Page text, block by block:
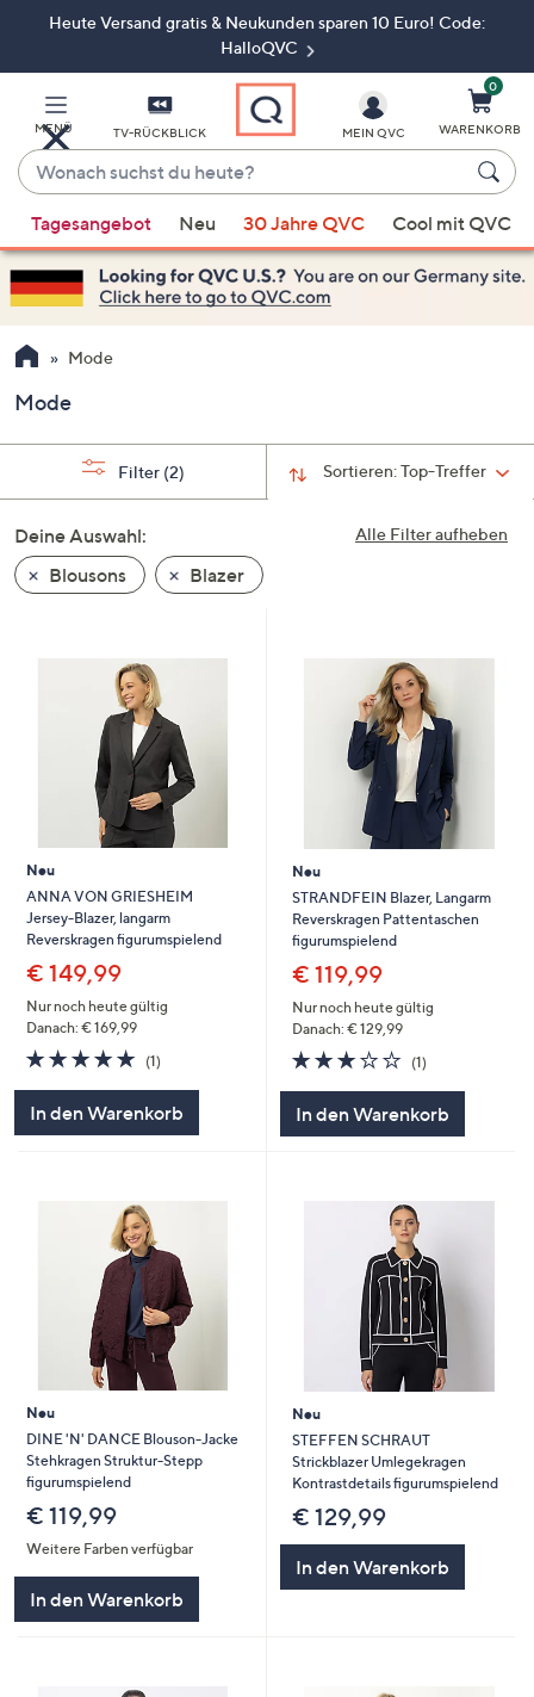
ZumHeute Versand gratis & Neukunden sparen 10 Euro! Code:
HalloQVC
MENÜ TV-RÜCKBLICK
Wonach
suchst
du
heute?
Vorschläge
verfügbar
sind,
verwenden
Sie
Pfeiltasten
nach
und
nach
unten
oder
um
diese
anzuzeigen.
MEIN QVC
0
WARENKORB
Tagesangebot Neu 30 Jahre QVC Cool mit QVC
Mode
Mode
Sortieren:Top-Treffer
Filter (2)
Alle Filter aufheben
Deine Auswahl:
Blousons
Blazer
Neu
ANNA VON GRIESHEIM
Jersey-Blazer, langarm
Reverskragen figurumspielend
€ 149,99
Nur noch heute gültig
Danach: € 169,99
5.0
von
(1)1
In den Warenkorb
Neu
STRANDFEIN Blazer, Langarm
Reverskragen Pattentaschen
figurumspielend
€ 119,99
Nur noch heute gültig
Danach: € 129,99
3.0
von
(1)1
In den Warenkorb
Neu
DINE 'N' DANCE Blouson-Jacke
Stehkragen Struktur-Stepp
figurumspielend
€ 119,99
Weitere Farben verfügbar
In den Warenkorb
Neu
STEFFEN SCHRAUT
Strickblazer Umlegekragen
Kontrastdetails figurumspielend
€ 129,99
In den Warenkorb